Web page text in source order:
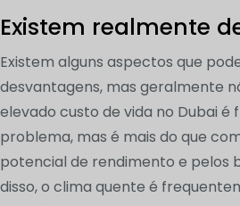
Existem realmente
Existem alguns aspectos que
desvantagens, mas geralmente
elevado custo de vida no Dubai
problema, mas é mais do que
potencial de rendimento e pelos
disso, o clima quente é